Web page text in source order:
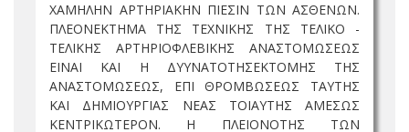
ΧΑΜΗΛΗΝ ΑΡΤΗΡΙΑΚΗΝ ΠΙΕΣΙΝ ΤΩΝ ΑΣΘΕΝΩΝ.
ΠΛΕΟΝΕΚΤΗΜΑ ΤΗΣ ΤΕΧΝΙΚΗΣ ΤΗΣ ΤΕΛΙΚΟ -
ΤΕΛΙΚΗΣ ΑΡΤΗΡΙΟΦΛΕΒΙΚΗΣ ΑΝΑΣΤΟΜΩΣΕΩΣ
ΕΙΝΑΙ ΚΑΙ Η ΔΥΥΝΑΤΟΤΗΣΕΚΤΟΜΗΣ ΤΗΣ
ΑΝΑΣΤΟΜΩΣΕΩΣ, ΕΠΙ ΘΡΟΜΒΩΣΕΩΣ ΤΑΥΤΗΣ
ΚΑΙ ΔΗΜΙΟΥΡΓΙΑΣ ΝΕΑΣ ΤΟΙΑΥΤΗΣ ΑΜΕΣΩΣ
ΚΕΝΤΡΙΚΩΤΕΡΟΝ. Η ΠΛΕΙΟΝΟΤΗΣ ΤΩΝ